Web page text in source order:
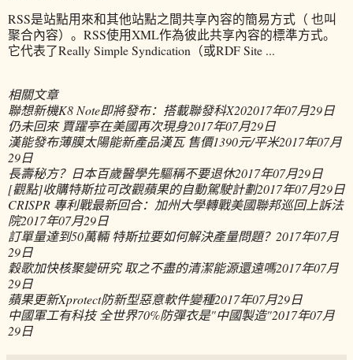
RSS是站點用來和其他站點之間共享內容的簡易方式（ 也叫
聚合內容）。RSS使用XML作為彼此共享內容的標準方式。
它代表了Really Simple Syndication（或RDF Site ...
相關文章
聯想新機K8 Note即將發布：搭載聯發科X202017年07月29日
仍未回來 賈躍亭在美國再次現身2017年07月29日
漢能發布薄膜太陽能新產品漢瓦 售價1390元/平米2017年07月
29日
長壽秘方？日本百歲醫學先驅稱不要退休2017年07月29日
[觀點]收購特斯拉可改觀蘋果的自動駕駛計劃2017年07月29日
CRISPR 專利戰最新回合：加州大學轉戰美國聯邦巡回上訴法
院2017年07月29日
訂單量達到50萬輛 特斯拉要如何解決產量問題？ 2017年07月
29日
穀歌加快核聚變研究 取之不盡的清潔能源還遠嗎2017年07月
29日
蘋果更新Xprotect防新型惡意軟件變種2017年07月29日
中國軍工有科技 全世界70%防彈衣是"中國製造"2017年07月
29日